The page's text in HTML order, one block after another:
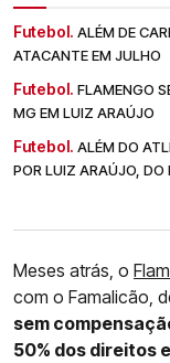
Futebol. ALÉM DE
ATACANTE EM JULHO
Futebol. FLAMENGO
MG EM LUIZ ARAÚJO
Futebol. ALÉM DO
POR LUIZ ARAÚJO, DO
Meses atrás, o
com o Famalicão,
sem
50% dos direitos